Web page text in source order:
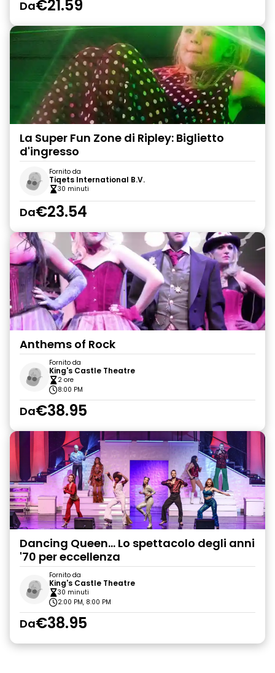
Da€21.59
La Super Fun Zone di Ripley: Biglietto
d'ingresso
Fornito da
Tiqets International B.V.
30 minuti
Da€23.54
Anthems of Rock
Fornito da
King's Castle Theatre
2 ore
8:00 PM
Da€38.95
Dancing Queen... Lo spettacolo degli anni
'70 per eccellenza
Fornito da
King's Castle Theatre
30 minuti
2:00 PM, 8:00 PM
Da€38.95